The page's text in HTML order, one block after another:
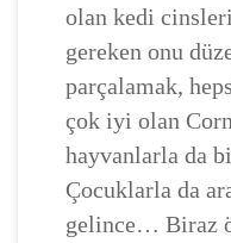
olan kedi
gereken onu
parçalamak,
çok iyi olan
hayvanlarla da
Çocuklarla da
gelince… Biraz